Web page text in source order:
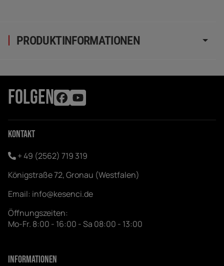
PRODUKTINFORMATIONEN
FOLGEN
Kontakt
+ 49 (2562) 719 319
Königstraße 72, Gronau (Westfalen)
Email: info@kesenci.de
Öffnungszeiten:
Mo-Fr. 8:00 - 16:00 - Sa 08:00 - 13:00
Informationen